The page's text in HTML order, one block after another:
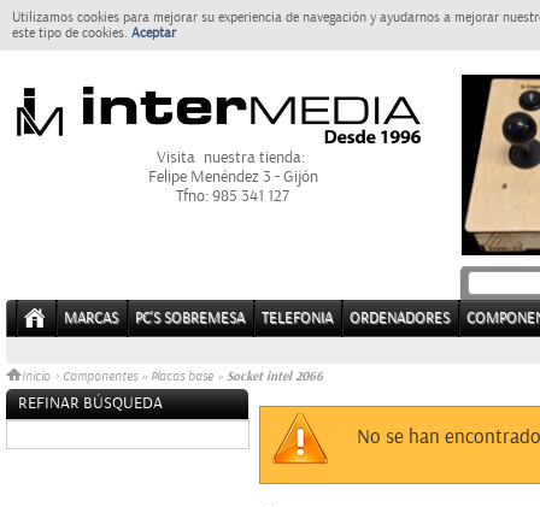
Utilizamos cookies para mejorar su experiencia de navegación y ayudarnos a mejorar
este tipo de cookies. Aceptar
Visita nuestra tienda:
Felipe Menéndez 3 - Gijón
Tfno: 985 341 127
MARCAS PC'S SOBREMESA TELEFONIA ORDENADORES
Inicio > Componentes » Placas base » Socket intel 2066
REFINAR BÚSQUEDA
No se han